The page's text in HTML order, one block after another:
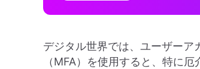
デジタル世界では、ユーザーア
（MFA）を使用すると、特に